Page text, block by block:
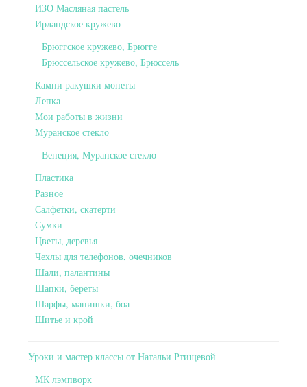
ИЗО Масляная пастель
Ирландское кружево
Брюггское кружево, Брюгге
Брюссельское кружево, Брюссель
Камни ракушки монеты
Лепка
Мои работы в жизни
Муранское стекло
Венеция, Муранское стекло
Пластика
Разное
Салфетки, скатерти
Сумки
Цветы, деревья
Чехлы для телефонов, очечников
Шали, палантины
Шапки, береты
Шарфы, манишки, боа
Шитье и крой
Уроки и мастер классы от Натальи Ртищевой
МК лэмпворк